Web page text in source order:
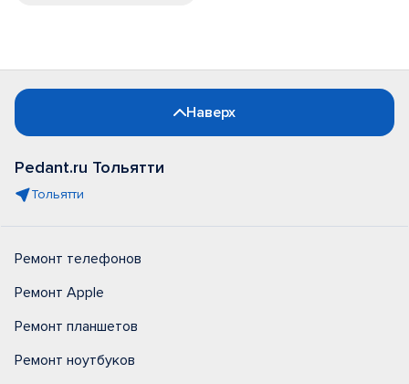
Наверх
Pedant.ru Тольятти
Тольятти
Ремонт телефонов
Ремонт Apple
Ремонт планшетов
Ремонт ноутбуков